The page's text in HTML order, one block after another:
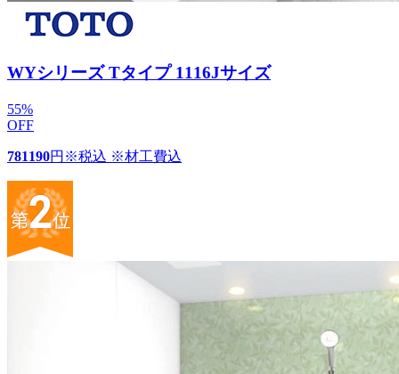
WYシリーズ Tタイプ 1116Jサイズ
55%
OFF
781190円 ※税込 ※材工費込